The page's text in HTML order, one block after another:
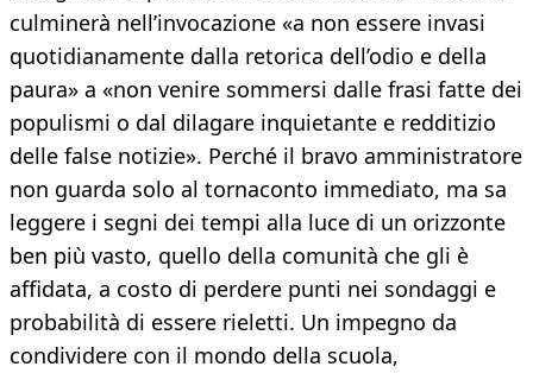
culminerà nell’invocazione «a non essere invasi
quotidianamente dalla retorica dell’odio e della
paura» a «non venire sommersi dalle frasi fatte dei
populismi o dal dilagare inquietante e redditizio
delle false notizie». Perché il bravo amministratore
non guarda solo al tornaconto immediato, ma sa
leggere i segni dei tempi alla luce di un orizzonte
ben più vasto, quello della comunità che gli è
affidata, a costo di perdere punti nei sondaggi e
probabilità di essere rieletti. Un impegno da
condividere con il mondo della scuola,